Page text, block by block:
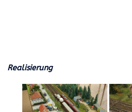
Realisierung